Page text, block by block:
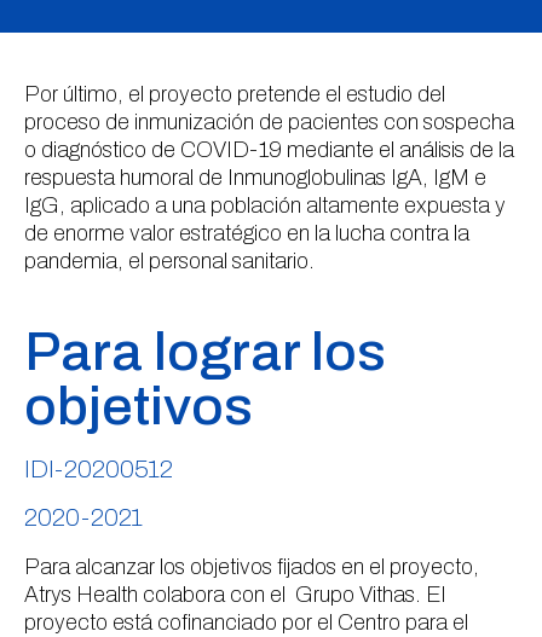
Por último, el proyecto pretende el estudio del
proceso de inmunización de pacientes con sospecha
o diagnóstico de COVID-19 mediante el análisis de la
respuesta humoral de Inmunoglobulinas IgA, IgM e
IgG, aplicado a una población altamente expuesta y
de enorme valor estratégico en la lucha contra la
pandemia, el personal sanitario.
Para lograr los
objetivos
IDI-20200512
2020-2021
Para alcanzar los objetivos fijados en el proyecto,
Atrys Health colabora con el Grupo Vithas. El
proyecto está cofinanciado por el Centro para el